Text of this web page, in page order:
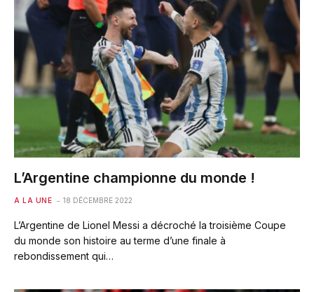
L’Argentine championne du monde !
A LA UNE 18 DÉCEMBRE 2022
L’Argentine de Lionel Messi a décroché la troisième Coupe
du monde son histoire au terme d’une finale à
rebondissement qui…